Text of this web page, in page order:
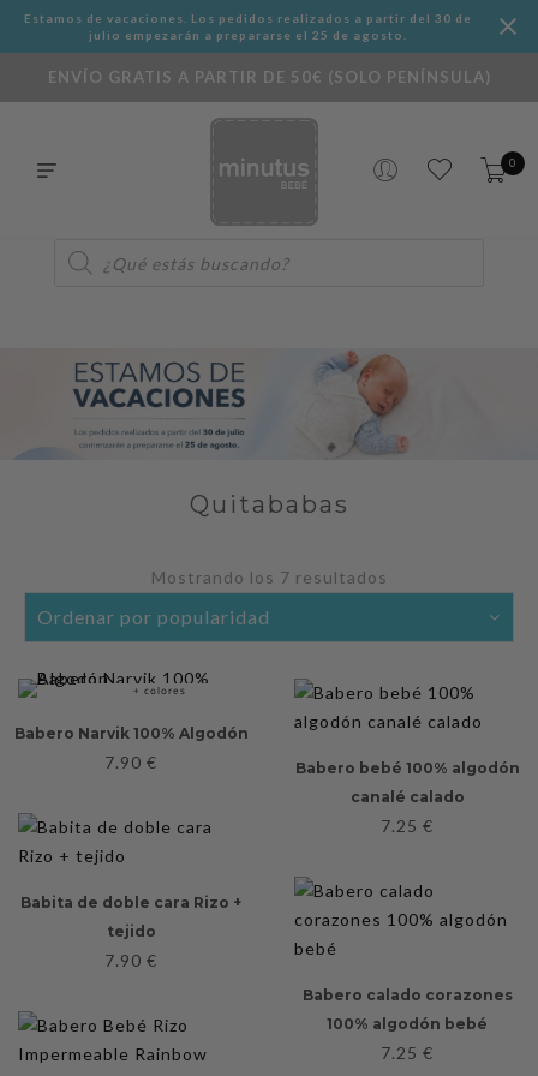
Estamos de vacaciones. Los pedidos realizados a partir del 30 de
julio empezarán a prepararse el 25 de agosto.
ENVÍO GRATIS A PARTIR DE 50€ (SOLO PENÍNSULA)
0
de
productos
Quitababas
Mostrando los 7 resultados
Ordenado
+ colores
Babero Narvik 100% Algodón
7.90 €
Babero bebé 100% algodón
canalé calado
7.25 €
Babita de doble cara Rizo +
tejido
7.90 €
Babero calado corazones
100% algodón bebé
7.25 €